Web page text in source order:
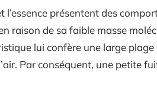
l’essence présentent des
raison de sa faible masse
lui confère une large
Par conséquent, une petite